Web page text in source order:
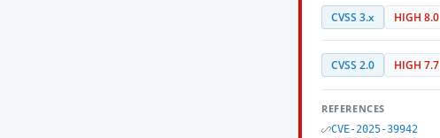
CVSS 3.x HIGH 8.0
CVSS 2.0 HIGH 7.7
REFERENCES
CVE-2025-39942